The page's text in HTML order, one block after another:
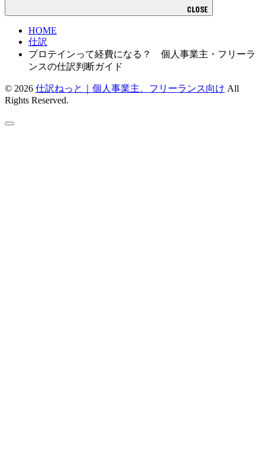
CLOSE
HOME
仕訳
プロテインって経費になる？ 個人事業主・フリーラ
ンスの仕訳判断ガイド
© 2026 仕訳ねっと｜個人事業主、フリーランス向け All
Rights Reserved.